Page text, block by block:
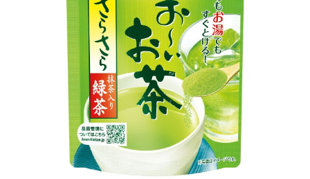
1,980
ผงชาเขียว ฮามัทฉะ Hamatcha
Greentea Powder 1 กิโลกรัม เบอร์ 23
450 358
บาท
ITOEN ชาโฮจิ รสชาติสำหรับคนชอบ
กาแฟ ชงได้ 100 แก้ว